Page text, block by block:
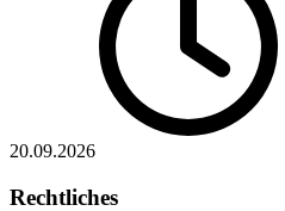
20.09.2026
Rechtliches